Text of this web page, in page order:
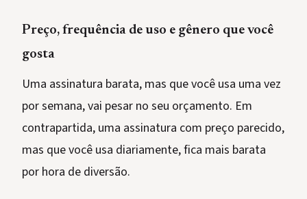
Preço, frequência de uso e gênero que você
gosta
Uma assinatura barata, mas que você usa uma vez
por semana, vai pesar no seu orçamento. Em
contrapartida, uma assinatura com preço parecido,
mas que você usa diariamente, fica mais barata
por hora de diversão.